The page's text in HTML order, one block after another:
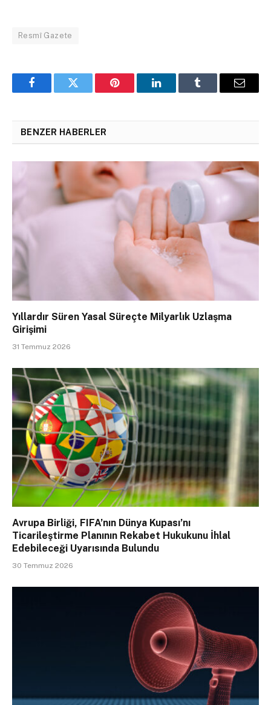
Resmî Gazete
FacebookTwitter Pinterest LinkedInTumblr Email
BENZER HABERLER
Yıllardır Süren Yasal Süreçte Milyarlık Uzlaşma
Girişimi
31 Temmuz 2026
Avrupa Birliği, FIFA’nın Dünya Kupası’nı
Ticarileştirme Planının Rekabet Hukukunu İhlal
Edebileceği Uyarısında Bulundu
30 Temmuz 2026